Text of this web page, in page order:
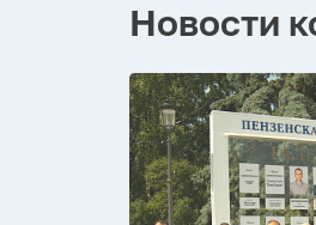
Новости